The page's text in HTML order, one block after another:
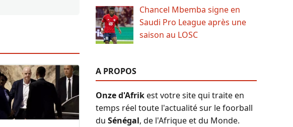
Chancel Mbemba signe en
Saudi Pro League après une
saison au LOSC
A PROPOS
Onze d'Afrikest votre site qui traite en
temps réel toute l'actualité sur le foorball
du Sénégal, de l'Afrique et du Monde.